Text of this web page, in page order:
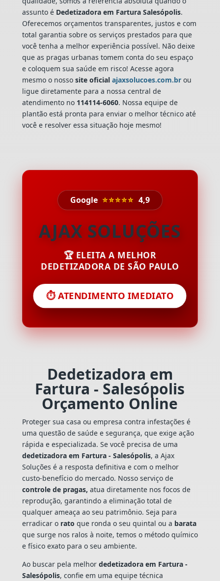
assunto é Dedetizadora em Fartura Salesópolis.
Oferecemos orçamentos transparentes, justos e com
total garantia sobre os serviços prestados para que
você tenha a melhor experiência possível. Não deixe
que as pragas urbanas tomem conta do seu espaço
e coloquem sua saúde em risco! Acesse agora
mesmo o nossosite oficial ajaxsolucoes.com.brou
ligue diretamente para a nossa central de
atendimento no 114114-6060. Nossa equipe de
plantão está pronta para enviar o melhor técnico até
você e resolver essa situação hoje mesmo!
Google ⭐⭐⭐⭐⭐ 4,9
AJAX SOLUÇÕES
🏆 ELEITA A MELHOR
DEDETIZADORA DE SÃO PAULO
⏱️ ATENDIMENTO IMEDIATO
Dedetizadora em
Fartura - Salesópolis
Orçamento Online
Proteger sua casa ou empresa contra infestações é
uma questão de saúde e segurança, que exige ação
rápida e especializada. Se você precisa de uma
dedetizadora em Fartura - Salesópolis, a Ajax
Soluções é a resposta definitiva e com o melhor
custo-benefício do mercado. Nosso serviço de
controle de pragas, atua diretamente nos focos de
reprodução, garantindo a eliminação total de
qualquer ameaça ao seu patrimônio. Seja para
erradicar o rato que ronda o seu quintal ou a barata
que surge nos ralos à noite, temos o método químico
e físico exato para o seu ambiente.
Ao buscar pela melhor dedetizadora em Fartura -
Salesópolis, confie em uma equipe técnica